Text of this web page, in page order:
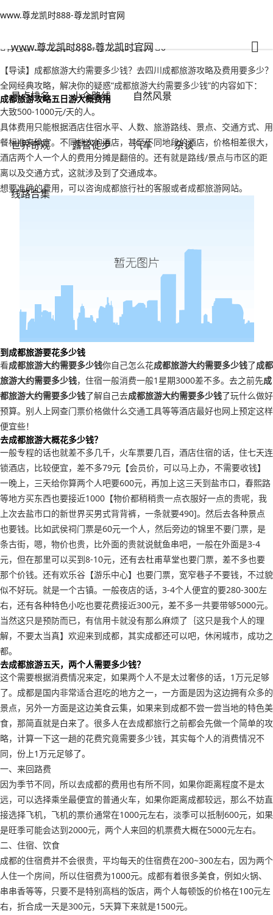
www.尊龙凯时888-尊龙凯时官网
www.尊龙凯时888-尊龙凯时官网
景点排名 小众路线 自然风景
世界奇观 露营徒步 汽车 杂谈
线路合集
www.尊龙凯时888-尊龙凯时官网
成都旅游大约需要多少钱？去四川成都旅游攻略及费用要多少-www.尊龙
背包客 2022年09月17日 16:06 154
0
【导读】成都旅游大约需要多少钱？去四川成都旅游攻略及费用要多少？
全网经典攻略，解决你的疑惑“成都旅游大约需要多少钱”的内容如下：
成都旅游攻略五日游大概费用
大致500-1000元/天的人。
具体费用只能根据酒店住宿水平、人数、旅游路线、景点、交通方式、用
餐标准来确定。不同档次的酒店，甚至不同地段的酒店，价格相差很大，
酒店两个人一个人的费用分摊是翻倍的。还有就是路线/景点与市区的距
离以及交通方式，这就涉及到了交通成本。
想要准确的费用，可以咨询成都旅行社的客服或者成都旅游网站。
到成都旅游要花多少钱
看成都旅游大约需要多少钱你自己怎么花成都旅游大约需要多少钱了成都
旅游大约需要多少钱，住宿一般消费一般1星期3000差不多。去之前先成
都旅游大约需要多少钱了解自己去成都旅游大约需要多少钱了玩什么做好
预算。别人上网查门票价格做什么交通工具等等酒店最好也网上预定这样
便宜些！
去成都旅游大概花多少钱？
一般专程的话也就差不多几千，火车票要几百，酒店住宿的话，住七天连
锁酒店，比较便宜，差不多79元【会员价，可以马上办，不需要收钱】
一晚上，三天给你算两个人吧要600元，再加上这三天到盐市口，春熙路
等地方买东西也要接近1000【物价都稍稍贵一点衣服好一点的贵呢，我
上次去盐市口的新世界买男式背背裤，一条就要490]。然后去各种景点
也要钱。比如武侯祠门票是60元一个人，然后旁边的锦里不要门票，是
条古街，嗯，物价也贵，比外面的贵就说鱿鱼串吧，一般在外面是3-4
元，但在那里可以买到8-10元，还有去杜甫草堂也要门票，差不多也要
那个价钱。还有欢乐谷【游乐中心】也要门票，宽窄巷子不要钱，不过貌
似不好玩。就是一个古镇。一般夜店的话，3-4个人便宜的要280-300左
右，还有各种特色小吃也要花费接近300元，差不多一共要带够5000元。
当然这只是预防而已，有信用卡就没有那么麻烦了｛这只是我个人的理
解，不要太当真】欢迎来到成都，其实成都还可以吧，休闲城市，成功之
都。
去成都旅游五天，两个人需要多少钱？
这个需要根据消费情况来定，如果两个人不是太过奢侈的话，1万元足够
了。成都是国内非常适合逛吃的地方之一，一方面是因为这边拥有众多的
景点，另外一方面是这边美食云集，如果来到成都不尝一尝当地的特色美
食，那简直就是白来了。很多人在去成都旅行之前都会先做一个简单的攻
略，计算一下这一趟的花费究竟需要多少钱，其实每个人的消费情况不
同，份上1万元足够了。
一、来回路费
因为季节不同，所以去成都的费用也有所不同，如果你距离程度不是太
远，可以选择乘坐最便宜的普通火车，如果你距离成都较远，那么不妨直
接选择飞机，飞机的票价通常在1000元左右，淡季可以抵制600元，如果
是旺季可能会达到2000元，两个人来回的机票费大概在5000元左右。
二、住宿、饮食
成都的住宿费并不会很贵，平均每天的住宿费在200~300左右，因为两个
人住一个房间，所以住宿费为1000元。成都有着很多美食，例如火锅、
串串香等等，只要不是特别高档的饭店，两个人每顿饭的价格在100元左
右，折合成一天是300元，5天算下来就是1500元。